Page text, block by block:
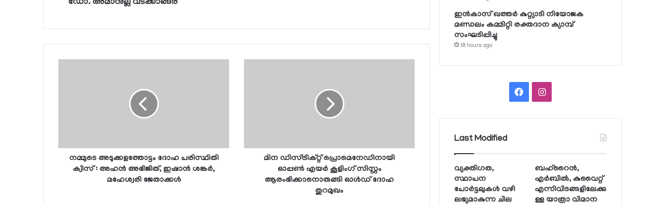
ഡോ. അമാനുല്ല വടക്കാങ്ങര
നമ്മുടെ അടുക്കളത്തോട്ടം ദോഹ പരിസ്ഥിതി
ക്വിസ് : അഹന്‍ അഭിജിത്, ഇഷാന്‍ ശങ്കര്‍,
മഹേശ്വരി ജേതാക്കള്‍
മിന ഡിസ്ട്രിക്റ്റ് പ്രൊമെനേഡിനായി
ഓപ്പണ്‍ എയര്‍ കൂളിംഗ് സിസ്റ്റം
ആരംഭിക്കാനൊരുങ്ങി ഓള്‍ഡ് ദോഹ
തുറമുഖം
ഇന്‍കാസ് ഖത്തര്‍ കുറ്റ്യാടി നിയോജക
മണ്ഡലം കമ്മിറ്റി രക്തദാന ക്യാമ്പ്
സംഘടിപ്പിച്ചു
18 hours ago
FacebookInstagram
Last Modified
വ്യക്തിഗത,
സ്ഥാപന
പോര്‍ട്ടലുകള്‍ വഴി
ലഭ്യമാകുന്ന ചില
ബഹ്റൈന്‍,
എര്‍ബില്‍, കുവൈറ്റ്
എന്നിവിടങ്ങളിലേക്കു
ള്ള യാത്രാ വിമാന